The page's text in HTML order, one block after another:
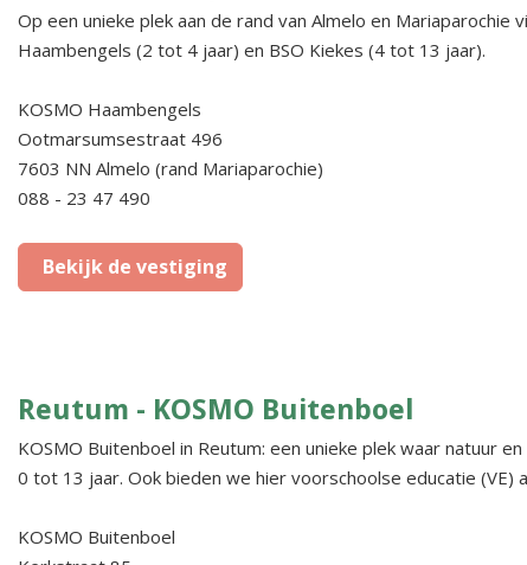
Op een unieke plek aan de rand van Almelo en
Haambengels (2 tot 4 jaar) en BSO Kiekes (4 tot 13 jaar).
KOSMO Haambengels
Ootmarsumsestraat 496
7603 NN Almelo (rand Mariaparochie)
088 - 23 47 490
Bekijk de vestiging
Reutum - KOSMO Buitenboel
KOSMO Buitenboel in Reutum: een unieke plek waar natuur
0 tot 13 jaar. Ook bieden we hier voorschoolse educatie (VE)
KOSMO Buitenboel